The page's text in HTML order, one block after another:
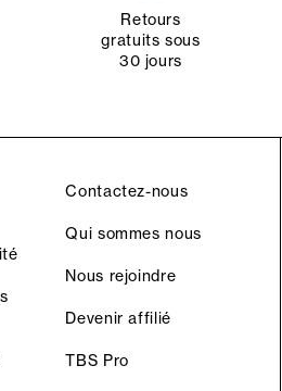
Retours
gratuits sous
30 jours
Contactez-nous
Qui sommes nous
Nous rejoindre
Devenir affilié
TBS Pro